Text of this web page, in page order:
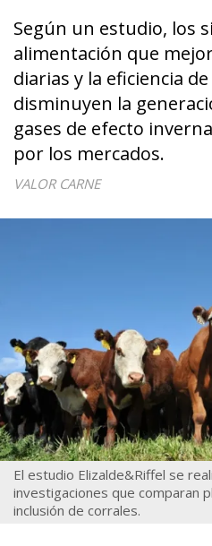
Según un estudio, los
alimentación que
diarias y la eficiencia
disminuyen la
gases de efecto
por los mercados.
VALOR CARNE
El estudio Elizalde&Riffel se
investigaciones que comparan
inclusión de corrales.